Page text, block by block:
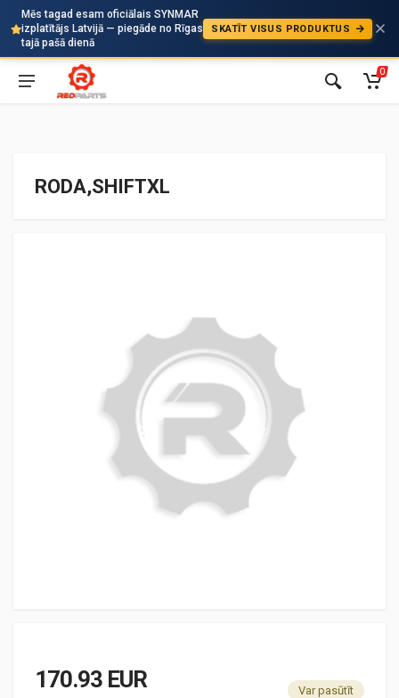
Mēs tagad esam oficiālais SYNMAR
izplatītājs Latvijā — piegāde no Rīgas
tajā pašā dienā
SKATĪT VISUS PRODUKTUS
Auto
0
RODA,SHIFTXL
170.93 EUR Var pasūtīt